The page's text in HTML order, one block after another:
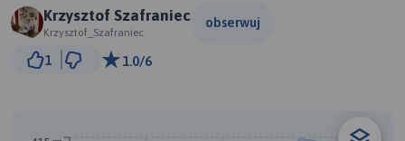
Krzysztof Szafraniec
Krzysztof_Szafraniec
obserwuj
1 1.0/6